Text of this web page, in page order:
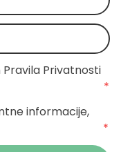
Privatnosti
*
informacije,
*